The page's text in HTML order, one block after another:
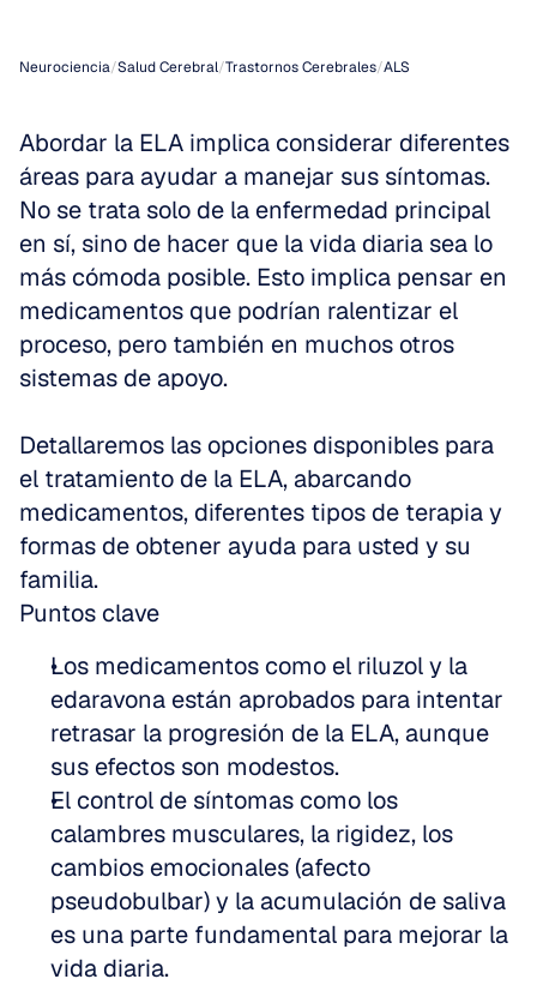
Neurociencia/Salud Cerebral/Trastornos Cerebrales/ALS
Abordar la ELA implica considerar diferentes
áreas para ayudar a manejar sus síntomas.
No se trata solo de la enfermedad principal
en sí, sino de hacer que la vida diaria sea lo
más cómoda posible. Esto implica pensar en
medicamentos que podrían ralentizar el
proceso, pero también en muchos otros
sistemas de apoyo.
Detallaremos las opciones disponibles para
el tratamiento de la ELA, abarcando
medicamentos, diferentes tipos de terapia y
formas de obtener ayuda para usted y su
familia.
Puntos clave
Los medicamentos como el riluzol y la
edaravona están aprobados para intentar
retrasar la progresión de la ELA, aunque
sus efectos son modestos.
El control de síntomas como los
calambres musculares, la rigidez, los
cambios emocionales (afecto
pseudobulbar) y la acumulación de saliva
es una parte fundamental para mejorar la
vida diaria.